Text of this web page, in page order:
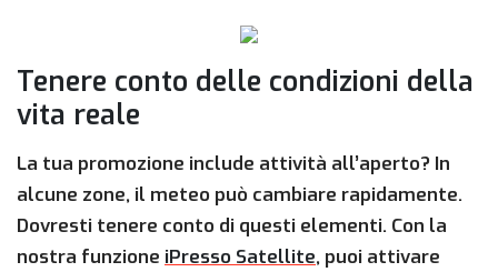
Tenere conto delle condizioni della
vita reale
La tua promozione include attività all’aperto? In
alcune zone, il meteo può cambiare rapidamente.
Dovresti tenere conto di questi elementi. Con la
nostra funzione iPresso Satellite, puoi attivare